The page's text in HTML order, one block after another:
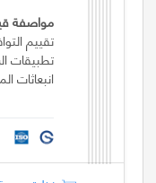
مواصفة
تقييم
انبعاثات